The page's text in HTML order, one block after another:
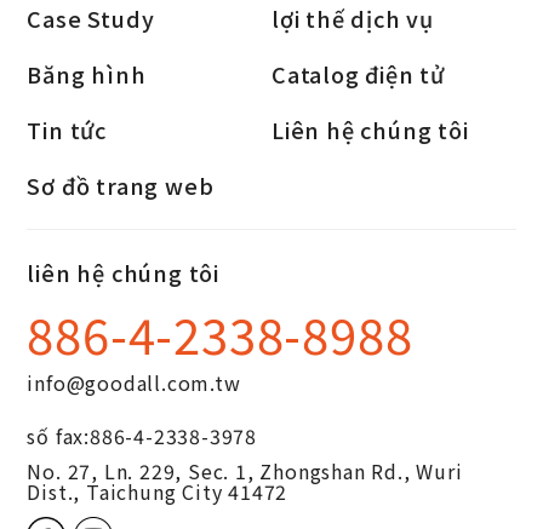
Case Study
lợi thế dịch vụ
Băng hình
Catalog điện tử
Tin tức
Liên hệ chúng tôi
Sơ đồ trang web
liên hệ chúng tôi
886-4-2338-8988
info@goodall.com.tw
số fax:886-4-2338-3978
No. 27, Ln. 229, Sec. 1, Zhongshan Rd., Wuri
Dist., Taichung City 41472